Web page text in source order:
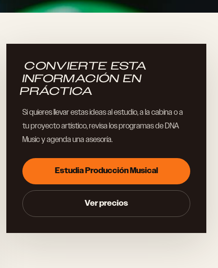
CONVIERTE ESTA
INFORMACIÓN EN
PRÁCTICA
Si quieres llevar estas ideas al estudio, a la cabina o a
tu proyecto artístico, revisa los programas de DNA
Music y agenda una asesoría.
Estudia Producción Musical
Ver precios